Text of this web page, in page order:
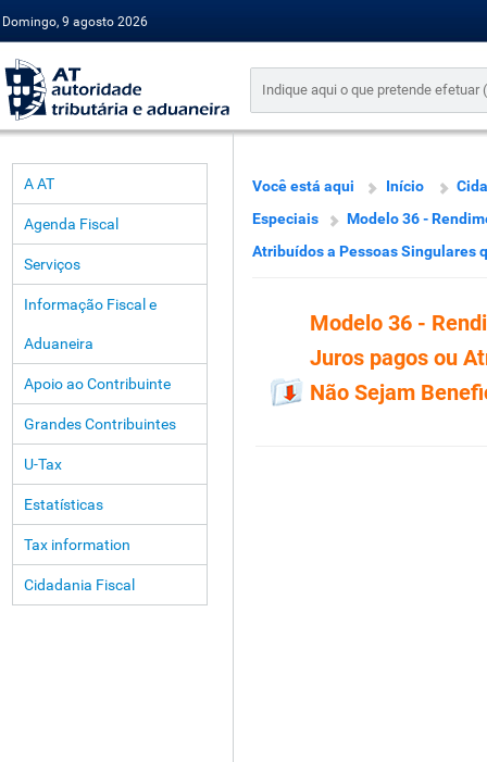
Domingo, 9 agosto 2026
A AT
Agenda Fiscal
Serviços
Informação Fiscal e
Aduaneira
Apoio ao Contribuinte
Grandes Contribuintes
U-Tax
Estatísticas
Tax information
Cidadania Fiscal
Você está aqui Início
Especiais
Modelo 36 -
Atribuídos a Pessoas Singulares
Modelo 36 -
Juros pagos ou
Não Sejam